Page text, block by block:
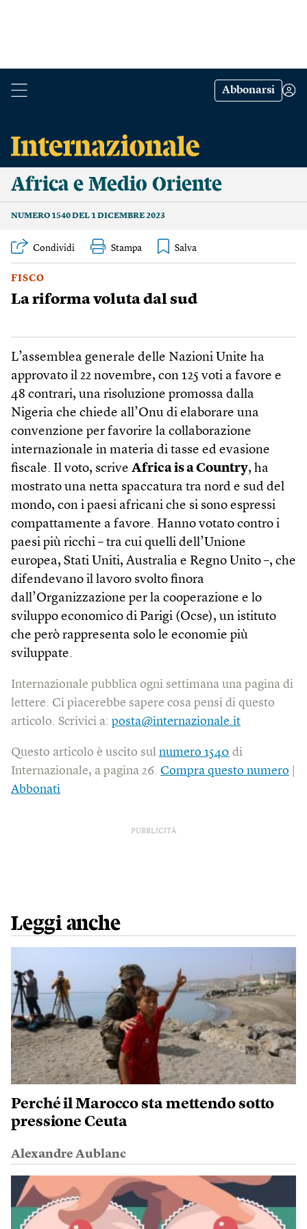
Abbonarsi
Africa e Medio Oriente
NUMERO 1540 DEL 1 DICEMBRE 2023
Condividi Stampa
FISCO
La riforma voluta dal sud
L’assemblea generale delle Nazioni Unite ha
approvato il 22 novembre, con 125 voti a favore e
48 contrari, una risoluzione promossa dalla
Nigeria che chiede all’Onu di elaborare una
convenzione per favorire la collaborazione
internazionale in materia di tasse ed evasione
fiscale. Il voto, scrive Africa is a Coun­try, ha
mostrato una netta spaccatura tra nord e sud del
mondo, con i paesi africani che si sono espressi
compattamente a favore. Hanno votato contro i
paesi più ricchi – tra cui quelli dell’Unione
europea, Stati Uniti, Australia e Regno Unito –, che
difendevano il lavoro svolto finora
dall’Organizzazione per la cooperazione e lo
sviluppo economico di Parigi (Ocse), un istituto
che però rappresenta solo le economie più
sviluppate.
Internazionale pubblica ogni settimana una pagina di
lettere. Ci piacerebbe sapere cosa pensi di questo
articolo. Scrivici a: posta@internazionale.it
Questo articolo è uscito sul numero 1540 di
Internazionale, a pagina 26. Compra questo numero
Abbonati
PUBBLICITÀ
Leggi anche
Perché il Marocco sta mettendo sotto
pressione Ceuta
Alexandre Aublanc